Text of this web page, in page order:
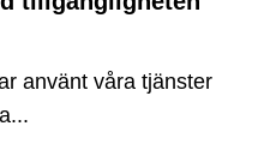
använt våra tjänster